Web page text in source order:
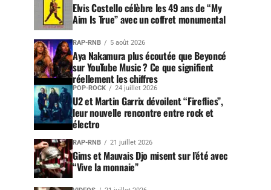
Elvis Costello célèbre les 49 ans de “My
Aim Is True” avec un coffret monumental
RAP-RNB 5 août 2026
Aya Nakamura plus écoutée que Beyoncé
sur YouTube Music ? Ce que signifient
réellement les chiffres
POP-ROCK 24 juillet 2026
U2 et Martin Garrix dévoilent “Fireflies”,
leur nouvelle rencontre entre rock et
électro
RAP-RNB 21 juillet 2026
Gims et Mauvais Djo misent sur l’été avec
“Vive la monnaie”